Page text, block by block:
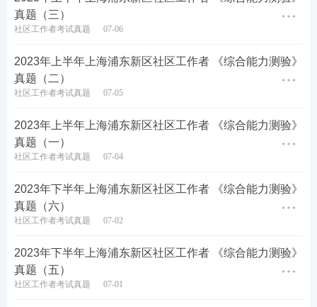
花艺术源远流长，它受诗、书、绘画、文学等传统文
形式和审美情趣，是东方插花艺术的代表。活动环节
涉及:插花知识讲座、购买鲜花注意事项及日常保养、
请以部门/子公司为单位，将
五、材料写作题（1题，共30分）材料：
习总书记说：“一个有希望的民族不能没有英雄，一个
真题（三）
社区工作者考试真题 07-06
2023年上半年上海浦东新区社区工作者 《综合能力测验》
真题（二）
社区工作者考试真题 07-05
2023年上半年上海浦东新区社区工作者 《综合能力测验》
真题（一）
社区工作者考试真题 07-04
2023年下半年上海浦东新区社区工作者 《综合能力测验》
真题（六）
社区工作者考试真题 07-02
2023年下半年上海浦东新区社区工作者 《综合能力测验》
真题（五）
社区工作者考试真题 07-01